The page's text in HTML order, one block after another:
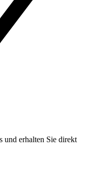
und erhalten Sie direkt